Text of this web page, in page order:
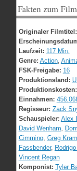
Fakten zum
Originaler Filmtitel:
Laufzeit: 117 Min.
Genre: Action,
FSK-Freigabe: 16
Produktionsland:
Produktionskosten:
Einnahmen:
Regisseur: Zack
Schauspieler: Alex
David Wenham
Cimmino, Greg
Fassbender,
Vincent Regan
Komponist: Tyler